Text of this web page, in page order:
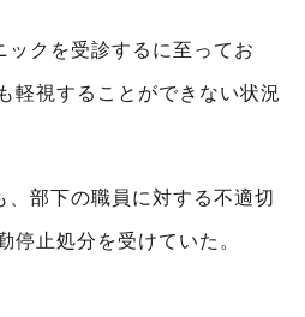
ックを受診するに至ってお
軽視することができない状況
、部下の職員に対する不適切
停止処分を受けていた。